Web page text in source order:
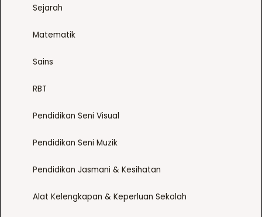
Sejarah
Matematik
Sains
RBT
Pendidikan Seni Visual
Pendidikan Seni Muzik
Pendidikan Jasmani & Kesihatan
Alat Kelengkapan & Keperluan Sekolah